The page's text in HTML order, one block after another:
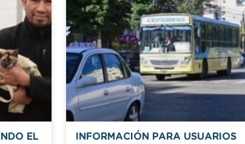
EL
INFORMACIÓN PARA USUARIOS